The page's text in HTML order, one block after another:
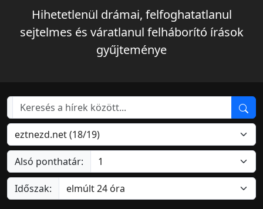
Hihetetlenül drámai, felfoghatatlanul
sejtelmes és váratlanul felháborító írások
gyűjteménye
Alsó ponthatár:
Időszak: